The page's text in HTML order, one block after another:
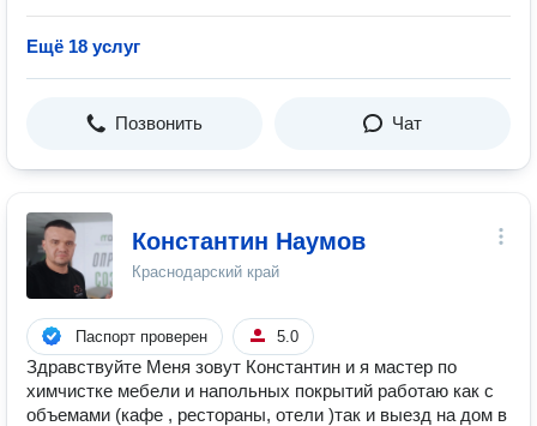
Ещё 18 услуг
Позвонить Чат
Константин Наумов
Краснодарский край
Паспорт проверен 5.0
Здравствуйте Меня зовут Константин и я мастер по
химчистке мебели и напольных покрытий работаю как с
объемами (кафе , рестораны, отели )так и выезд на дом в